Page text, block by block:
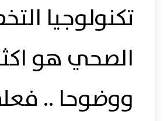
تكنولوجيا
الصحي هو
ووضوحا ..